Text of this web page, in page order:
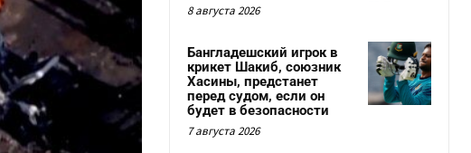
8 августа 2026
Бангладешский игрок в
крикет Шакиб, союзник
Хасины, предстанет
перед судом, если он
будет в безопасности
7 августа 2026